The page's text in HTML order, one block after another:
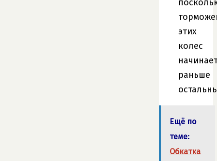
этих
колес
раньше
Ещё по
теме:
Обкатка